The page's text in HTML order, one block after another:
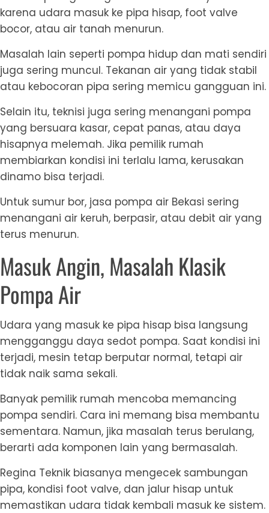
karena udara masuk ke pipa hisap, foot valve
bocor, atau air tanah menurun.
Masalah lain seperti pompa hidup dan mati sendiri
juga sering muncul. Tekanan air yang tidak stabil
atau kebocoran pipa sering memicu gangguan ini.
Selain itu, teknisi juga sering menangani pompa
yang bersuara kasar, cepat panas, atau daya
hisapnya melemah. Jika pemilik rumah
membiarkan kondisi ini terlalu lama, kerusakan
dinamo bisa terjadi.
Untuk sumur bor, jasa pompa air Bekasi sering
menangani air keruh, berpasir, atau debit air yang
terus menurun.
Masuk Angin, Masalah Klasik
Pompa Air
Udara yang masuk ke pipa hisap bisa langsung
mengganggu daya sedot pompa. Saat kondisi ini
terjadi, mesin tetap berputar normal, tetapi air
tidak naik sama sekali.
Banyak pemilik rumah mencoba memancing
pompa sendiri. Cara ini memang bisa membantu
sementara. Namun, jika masalah terus berulang,
berarti ada komponen lain yang bermasalah.
Regina Teknik biasanya mengecek sambungan
pipa, kondisi foot valve, dan jalur hisap untuk
memastikan udara tidak kembali masuk ke sistem.